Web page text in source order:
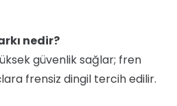
nedir?
güvenlik sağlar; fren
frensiz dingil tercih edilir.